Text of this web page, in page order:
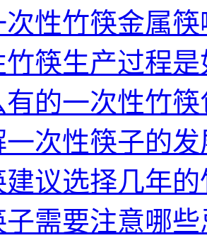
次性竹筷金属
竹筷生产过程
有的一次性竹
一次性筷子的
议选择几年
子需要注意哪